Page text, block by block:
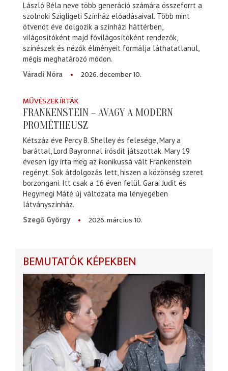
László Béla neve több generáció számára összeforrt a
szolnoki Szigligeti Színház előadásaival. Több mint
ötvenöt éve dolgozik a színházi háttérben,
világosítóként majd fővilágosítóként rendezők,
színészek és nézők élményeit formálja láthatatlanul,
mégis meghatározó módon.
Váradi Nóra
2026. december 10.
MŰVÉSZEK ÍRTÁK
FRANKENSTEIN – AVAGY A MODERN
PROMÉTHEUSZ
Kétszáz éve Percy B. Shelley és felesége, Mary a
baráttal, Lord Bayronnal írósdit játszottak. Mary 19
évesen így írta meg az ikonikussá vált Frankenstein
regényt. Sok átdolgozás lett, hiszen a közönség szeret
borzongani. Itt csak a 16 éven felül. Garai Judit és
Hegymegi Máté új változata ma lényegében
látványszínház.
Szegő György
2026. március 10.
BEMUTATÓK KÉPEKBEN